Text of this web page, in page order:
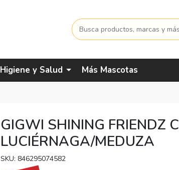
Higiene y Salud Más Mascotas
GIGWI SHINING FRIENDZ
LUCIÉRNAGA/MEDUZA
SKU: 846295074582